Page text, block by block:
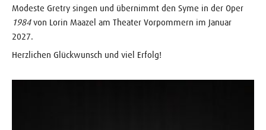
Modeste Gretry singen und übernimmt den Syme in der Oper
1984von Lorin Maazel am Theater Vorpommern im Januar
2027.
Herzlichen Glückwunsch und viel Erfolg!